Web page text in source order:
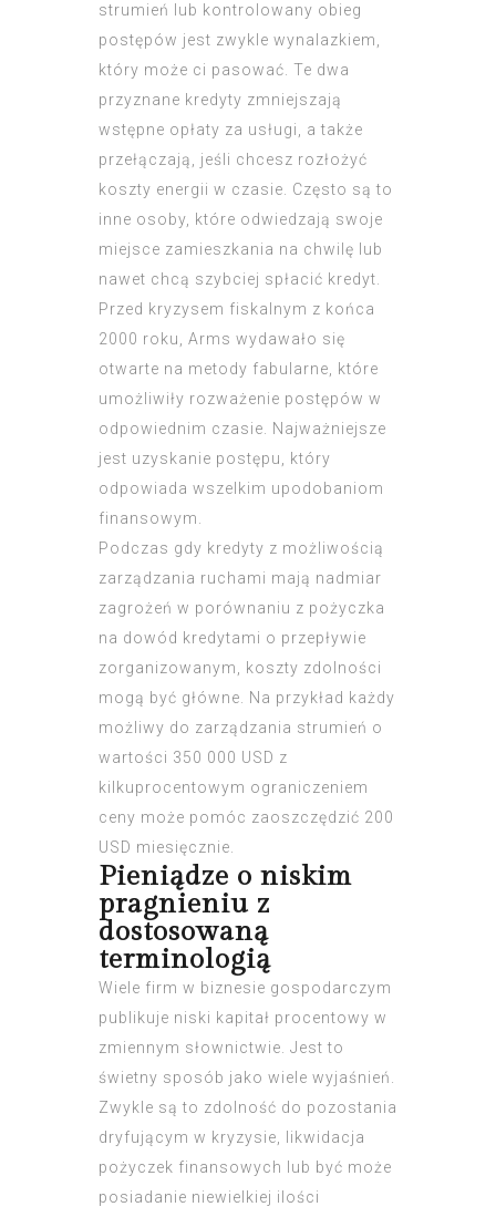
strumień lub kontrolowany obieg
postępów jest zwykle wynalazkiem,
który może ci pasować. Te dwa
przyznane kredyty zmniejszają
wstępne opłaty za usługi, a także
przełączają, jeśli chcesz rozłożyć
koszty energii w czasie. Często są to
inne osoby, które odwiedzają swoje
miejsce zamieszkania na chwilę lub
nawet chcą szybciej spłacić kredyt.
Przed kryzysem fiskalnym z końca
2000 roku, Arms wydawało się
otwarte na metody fabularne, które
umożliwiły rozważenie postępów w
odpowiednim czasie. Najważniejsze
jest uzyskanie postępu, który
odpowiada wszelkim upodobaniom
finansowym.
Podczas gdy kredyty z możliwością
zarządzania ruchami mają nadmiar
zagrożeń w porównaniu z pożyczka
na dowód kredytami o przepływie
zorganizowanym, koszty zdolności
mogą być główne. Na przykład każdy
możliwy do zarządzania strumień o
wartości 350 000 USD z
kilkuprocentowym ograniczeniem
ceny może pomóc zaoszczędzić 200
USD miesięcznie.
Pieniądze o niskim
pragnieniu z
dostosowaną
terminologią
Wiele firm w biznesie gospodarczym
publikuje niski kapitał procentowy w
zmiennym słownictwie. Jest to
świetny sposób jako wiele wyjaśnień.
Zwykle są to zdolność do pozostania
dryfującym w kryzysie, likwidacja
pożyczek finansowych lub być może
posiadanie niewielkiej ilości